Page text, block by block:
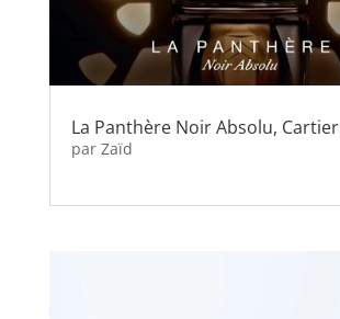
La Panthère Noir Absolu, Cartier
par Zaïd